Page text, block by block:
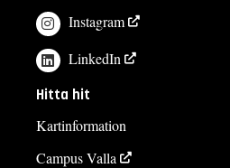
Instagram
LinkedIn
Hitta hit
Kartinformation
Campus Valla